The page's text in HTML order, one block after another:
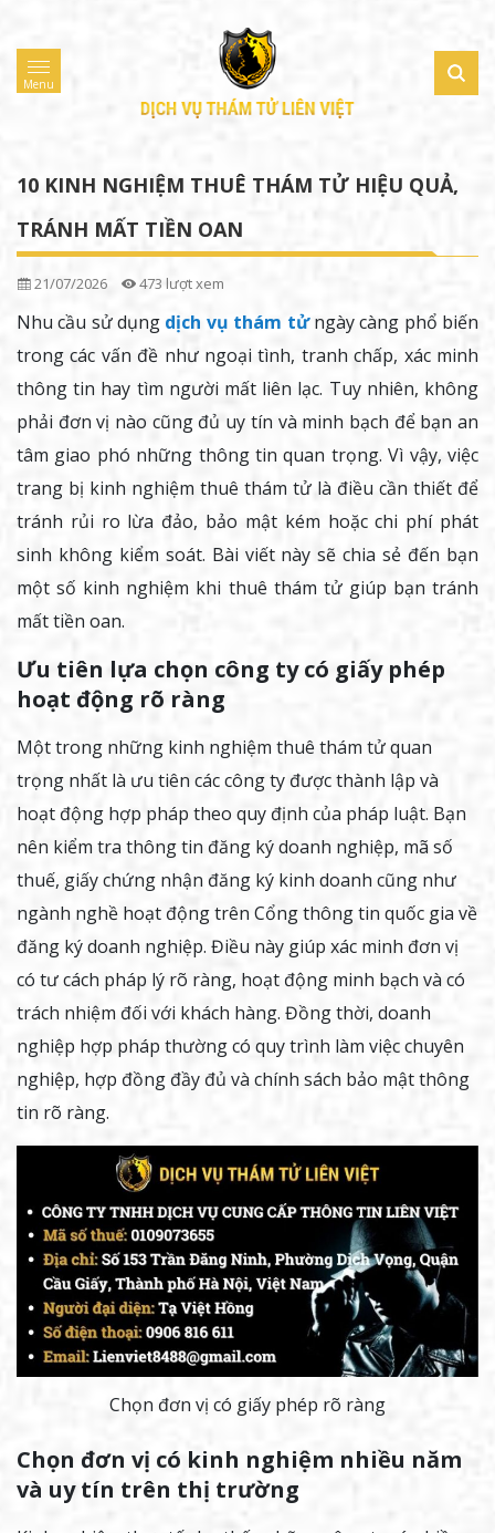
Menu
10 KINH NGHIỆM THUÊ THÁM TỬ HIỆU QUẢ,
TRÁNH MẤT TIỀN OAN
21/07/2026 473 lượt xem
Nhu cầu sử dụng dịch vụ thám tửngày càng phổ biến
trong các vấn đề như ngoại tình, tranh chấp, xác minh
thông tin hay tìm người mất liên lạc. Tuy nhiên, không
phải đơn vị nào cũng đủ uy tín và minh bạch để bạn an
tâm giao phó những thông tin quan trọng. Vì vậy, việc
trang bị kinh nghiệm thuê thám tử là điều cần thiết để
tránh rủi ro lừa đảo, bảo mật kém hoặc chi phí phát
sinh không kiểm soát. Bài viết này sẽ chia sẻ đến bạn
một số kinh nghiệm khi thuê thám tử giúp bạn tránh
mất tiền oan.
Ưu tiên lựa chọn công ty có giấy phép
hoạt động rõ ràng
Một trong những kinh nghiệm thuê thám tử quan
trọng nhất là ưu tiên các công ty được thành lập và
hoạt động hợp pháp theo quy định của pháp luật. Bạn
nên kiểm tra thông tin đăng ký doanh nghiệp, mã số
thuế, giấy chứng nhận đăng ký kinh doanh cũng như
ngành nghề hoạt động trên Cổng thông tin quốc gia về
đăng ký doanh nghiệp. Điều này giúp xác minh đơn vị
có tư cách pháp lý rõ ràng, hoạt động minh bạch và có
trách nhiệm đối với khách hàng. Đồng thời, doanh
nghiệp hợp pháp thường có quy trình làm việc chuyên
nghiệp, hợp đồng đầy đủ và chính sách bảo mật thông
tin rõ ràng.
Chọn đơn vị có giấy phép rõ ràng
Chọn đơn vị có kinh nghiệm nhiều năm
và uy tín trên thị trường